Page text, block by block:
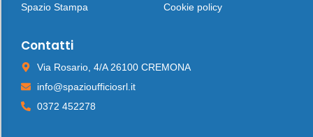
Spazio Stampa Cookie policy
Contatti
Via Rosario, 4/A 26100 CREMONA
info@spazioufficiosrl.it
0372 452278